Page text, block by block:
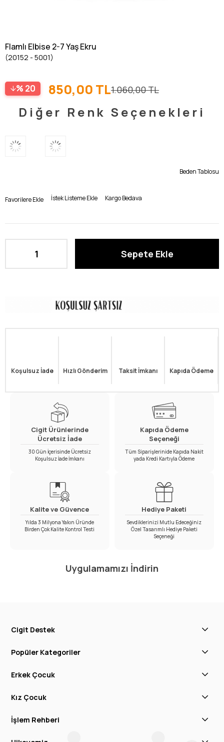
Flamlı Elbise 2-7 Yaş Ekru
(20152 - 5001)
20 1.060,00 TL
850,00 TL
Diğer Renk Seçenekleri
Beden Tablosu
Favorilere Ekle İstek Listeme Ekle Kargo Bedava
Koşulsuz İade Hızlı Gönderim Taksit İmkanı Kapıda Ödeme
Cigit Ürünlerinde
Ücretsiz İade
30 Gün İçerisinde Ücretsiz
Koşulsuz İade İmkanı
Kapıda Ödeme
Seçeneği
Tüm Siparişlerinide Kapıda Nakit
yada Kredi Kartıyla Ödeme
Kalite ve Güvence
Yılda 3 Milyona Yakın Üründe
Birden Çok Kalite Kontrol Testi
Hediye Paketi
Sevdiklerinizi Mutlu Edeceğiniz
Özel Tasarımlı Hediye Paketi
Seçeneği
Uygulamamızı İndirin
Cigit Destek
Popüler Kategoriler
Erkek Çocuk
Kız Çocuk
İşlem Rehberi